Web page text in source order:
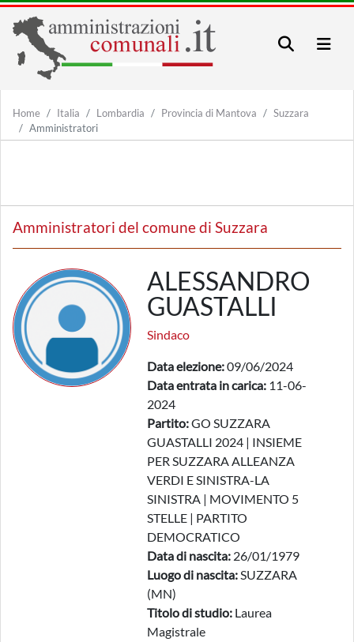
Home Italia Lombardia Provincia di Mantova
Suzzara
Amministratori
Amministratori del comune di Suzzara
ALESSANDRO
GUASTALLI
Sindaco
Data elezione:09/06/2024
Data entrata in carica: 11-06-
2024
Partito:GO SUZZARA
GUASTALLI 2024 | INSIEME
PER SUZZARA ALLEANZA
VERDI E SINISTRA-LA
SINISTRA | MOVIMENTO 5
STELLE | PARTITO
DEMOCRATICO
Data di nascita: 26/01/1979
Luogo di nascita:SUZZARA
(MN)
Titolo di studio: Laurea
Magistrale